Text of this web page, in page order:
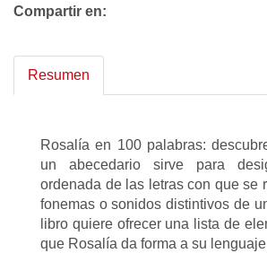
Compartir en:
Resumen
Rosalía en 100 palabras:
un abecedario sirve para
ordenada de las letras con que se
fonemas o sonidos distintivos de
libro quiere ofrecer una lista de
que Rosalía da forma a su